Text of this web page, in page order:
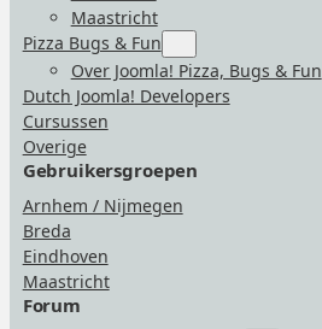
Maastricht
Pizza Bugs & Fun
for
“Pizza
Bugs
Over Joomla! Pizza, Bugs & Fun
Dutch Joomla! Developers
Cursussen
Overige
Gebruikersgroepen
Arnhem / Nijmegen
Breda
Eindhoven
Maastricht
Forum